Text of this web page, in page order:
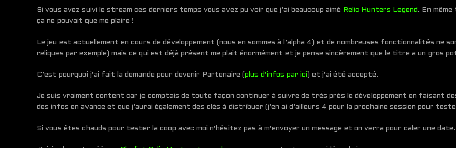
Si vous avez suivi le stream ces derniers temps vous avez pu voir que j’ai beaucoup aimé Relic Hunters Legend . En
ça ne pouvait que me plaire !
Le jeu est actuellement en cours de développement (nous en sommes à l’alpha 4) et de nombreuses fonctionnalités ne
reliques par exemple) mais ce qui est déjà présent me plait énormément et je pense sincèrement que le titre a un gros
C’est pourquoi j’ai fait la demande pour devenir Partenaire ( plus d’infos par ici ) et j’ai été accepté.
Je suis vraiment content car je comptais de toute façon continuer à suivre de très près le développement en faisant
des infos en avance et que j’aurai également des clés à distribuer (j’en ai d’ailleurs 4 pour la prochaine session pour
Si vous êtes chauds pour tester la coop avec moi n’hésitez pas à m’envoyer un message et on verra pour caler une date.